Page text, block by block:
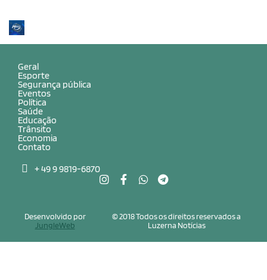
Geral
Esporte
Segurança pública
Eventos
Política
Saúde
Educação
Trânsito
Economia
Contato
+ 49 9 9819-6870
© 2018 Todos os direitos reservados a
Luzerna Notícias
Desenvolvido por
JungleWeb